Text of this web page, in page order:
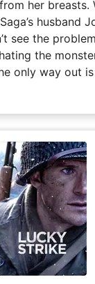
her breasts.
husband
see the
the
only way out